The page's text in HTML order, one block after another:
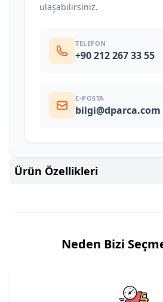
ulaşabilirsiniz.
TELEFON
+90 212 267 33 55
E-POSTA
bilgi@dparca.com
Ürün Özellikleri
Neden Bizi